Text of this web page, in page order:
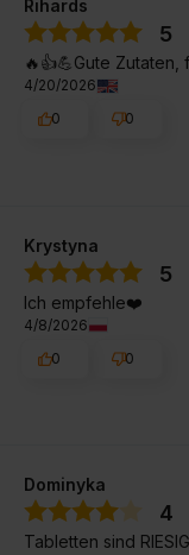
Rihards
5
🔥👍️💪Gute Zutaten,
4/20/2026
0
0
Krystyna
5
Ich empfehle❤️
4/8/2026
0
0
Dominyka
4
Tabletten sind